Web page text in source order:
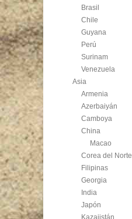
Brasil
Chile
Guyana
Perú
Surinam
Venezuela
Asia
Armenia
Azerbaiyán
Camboya
China
Macao
Corea del Norte
Filipinas
Georgia
India
Japón
Kazajistán